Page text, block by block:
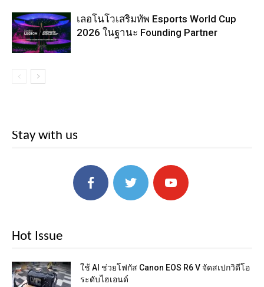
เลอโนโวเสริมทัพ Esports World Cup
2026 ในฐานะ Founding Partner
Stay with us
Hot Issue
ใช้ AI ช่วยโฟกัส Canon EOS R6 V จัดสเปกวิดีโอ
ระดับไฮเอนด์